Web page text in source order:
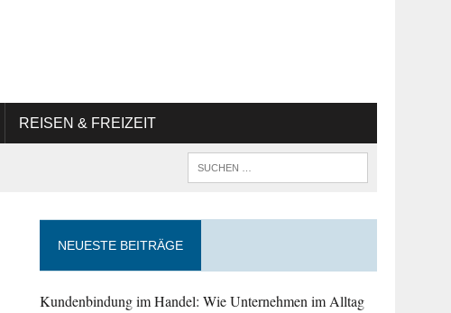
REISEN & FREIZEIT
NEUESTE BEITRÄGE
Kundenbindung im Handel: Wie Unternehmen im Alltag